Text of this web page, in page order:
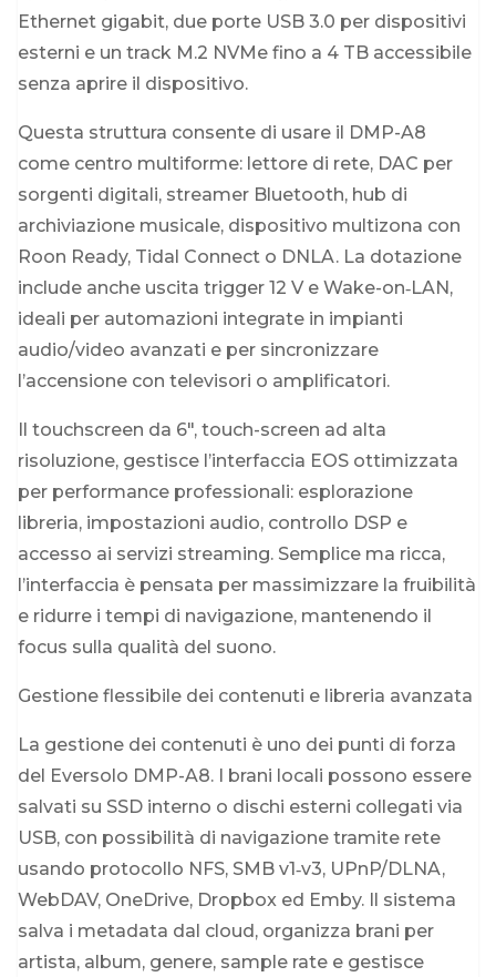
Ethernet gigabit, due porte USB 3.0 per dispositivi
esterni e un track M.2 NVMe fino a 4 TB accessibile
senza aprire il dispositivo.
Questa struttura consente di usare il DMP-A8
come centro multiforme: lettore di rete, DAC per
sorgenti digitali, streamer Bluetooth, hub di
archiviazione musicale, dispositivo multizona con
Roon Ready, Tidal Connect o DNLA. La dotazione
include anche uscita trigger 12 V e Wake-on‑LAN,
ideali per automazioni integrate in impianti
audio/video avanzati e per sincronizzare
l’accensione con televisori o amplificatori.
Il touchscreen da 6″, touch-screen ad alta
risoluzione, gestisce l’interfaccia EOS ottimizzata
per performance professionali: esplorazione
libreria, impostazioni audio, controllo DSP e
accesso ai servizi streaming. Semplice ma ricca,
l’interfaccia è pensata per massimizzare la fruibilità
e ridurre i tempi di navigazione, mantenendo il
focus sulla qualità del suono.
Gestione flessibile dei contenuti e libreria avanzata
La gestione dei contenuti è uno dei punti di forza
del Eversolo DMP-A8. I brani locali possono essere
salvati su SSD interno o dischi esterni collegati via
USB, con possibilità di navigazione tramite rete
usando protocollo NFS, SMB v1‑v3, UPnP/DLNA,
WebDAV, OneDrive, Dropbox ed Emby. Il sistema
salva i metadata dal cloud, organizza brani per
artista, album, genere, sample rate e gestisce